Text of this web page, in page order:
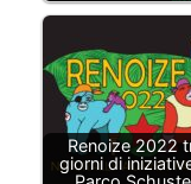
Renoize 2022
giorni di